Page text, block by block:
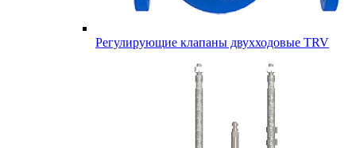
Регулирующие клапаны двухходовые TRV